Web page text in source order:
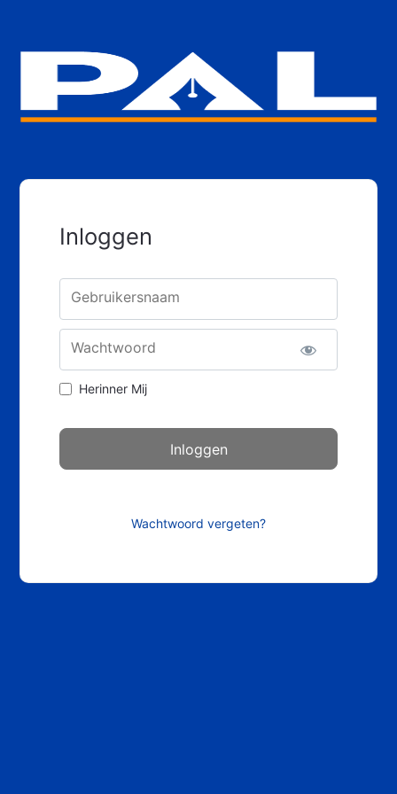
Inloggen
Gebruikersnaam
Wachtwoord
Herinner Mij
Wachtwoord vergeten?